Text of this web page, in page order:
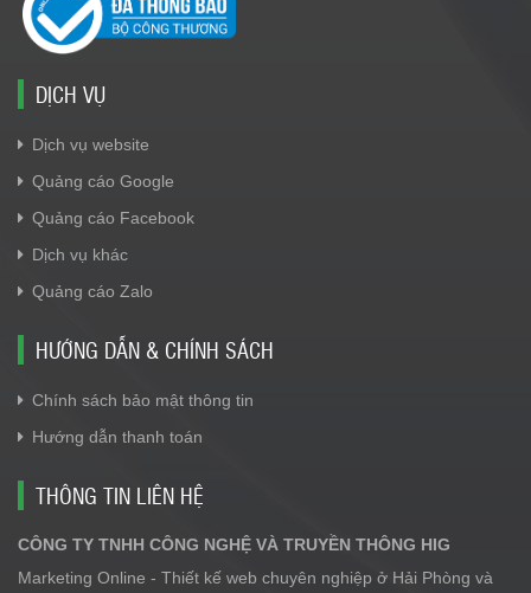
DỊCH VỤ
Dịch vụ website
Quảng cáo Google
Quảng cáo Facebook
Dịch vụ khác
Quảng cáo Zalo
HƯỚNG DẪN & CHÍNH SÁCH
Chính sách bảo mật thông tin
Hướng dẫn thanh toán
THÔNG TIN LIÊN HỆ
CÔNG TY TNHH CÔNG NGHỆ VÀ TRUYỀN THÔNG HIG
Marketing Online - Thiết kế web chuyên nghiệp ở Hải Phòng và